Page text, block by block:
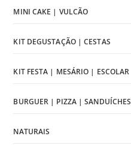
MINI CAKE | VULCÃO
KIT DEGUSTAÇÃO | CESTAS
KIT FESTA | MESÁRIO | ESCOLAR
BURGUER | PIZZA | SANDUÍCHES
NATURAIS